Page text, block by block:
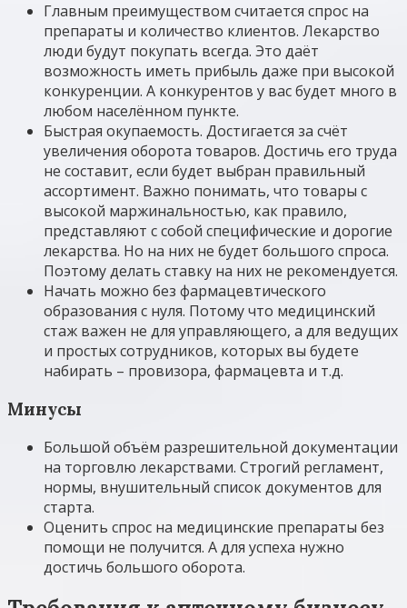
Главным преимуществом считается спрос на
препараты и количество клиентов. Лекарство
люди будут покупать всегда. Это даёт
возможность иметь прибыль даже при высокой
конкуренции. А конкурентов у вас будет много в
любом населённом пункте.
Быстрая окупаемость. Достигается за счёт
увеличения оборота товаров. Достичь его труда
не составит, если будет выбран правильный
ассортимент. Важно понимать, что товары с
высокой маржинальностью, как правило,
представляют с собой специфические и дорогие
лекарства. Но на них не будет большого спроса.
Поэтому делать ставку на них не рекомендуется.
Начать можно без фармацевтического
образования с нуля. Потому что медицинский
стаж важен не для управляющего, а для ведущих
и простых сотрудников, которых вы будете
набирать – провизора, фармацевта и т.д.
Минусы
Большой объём разрешительной документации
на торговлю лекарствами. Строгий регламент,
нормы, внушительный список документов для
старта.
Оценить спрос на медицинские препараты без
помощи не получится. А для успеха нужно
достичь большого оборота.